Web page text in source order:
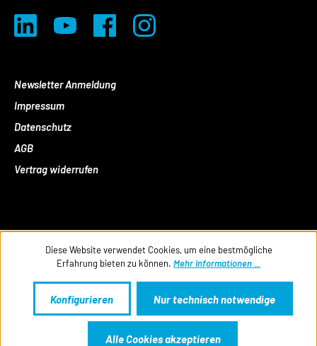
Newsletter Anmeldung
Impressum
Datenschutz
AGB
Vertrag widerrufen
Diese Website verwendet Cookies, um eine bestmögliche
Erfahrung bieten zu können. Mehr Informationen ...
Nur technisch notwendige
Konfigurieren
Alle Cookies akzeptieren